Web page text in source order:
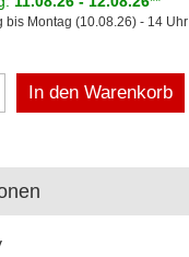
bis Montag (10.08.26) - 14 Uhr
In den Warenkorb